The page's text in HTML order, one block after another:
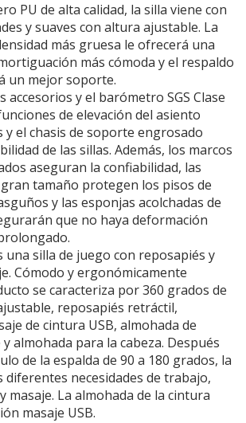
PU de alta calidad, la silla viene con
y suaves con altura ajustable. La
más gruesa le ofrecerá una
más cómoda y el respaldo
un mejor soporte.
accesorios y el barómetro SGS Clase
de elevación del asiento
y el chasis de soporte engrosado
de las sillas. Además, los marcos
aseguran la confiabilidad, las
tamaño protegen los pisos de
y las esponjas acolchadas de
que no haya deformación
una silla de juego con reposapiés y
Cómodo y ergonómicamente
se caracteriza por 360 grados de
reposapiés retráctil,
de cintura USB, almohada de
almohada para la cabeza. Después
de la espalda de 90 a 180 grados, la
diferentes necesidades de trabajo,
masaje. La almohada de la cintura
masaje USB.